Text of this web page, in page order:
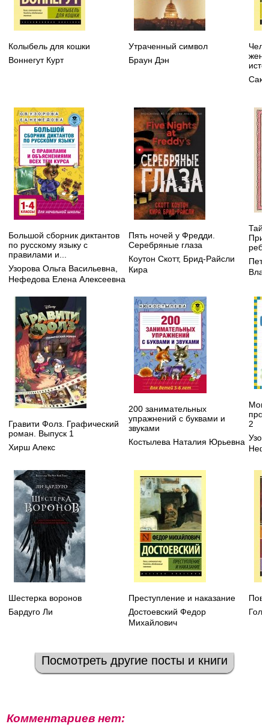
Колыбель для кошки
Воннегут Курт
Утраченный символ
Браун Дэн
жену
Большой сборник диктантов
по русскому языку с
правилами и...
Узорова Ольга Васильевна
Нефедова Елена Алексеевна
Пять ночей у Фредди.
Серебряные глаза
Коутон Скотт, Брид-Райсли
Кира
Гравити Фолз. Графический
роман. Выпуск 1
Хирш Алекс
200 занимательных
упражнений с буквами и
звуками
Костылева Наталия Юрьевна
Мои
2
Шестерка воронов
Бардуго Ли
Преступление и наказание
Достоевский Федор
Михайлович
Посмотреть другие посты и книги
Комментариев нет: